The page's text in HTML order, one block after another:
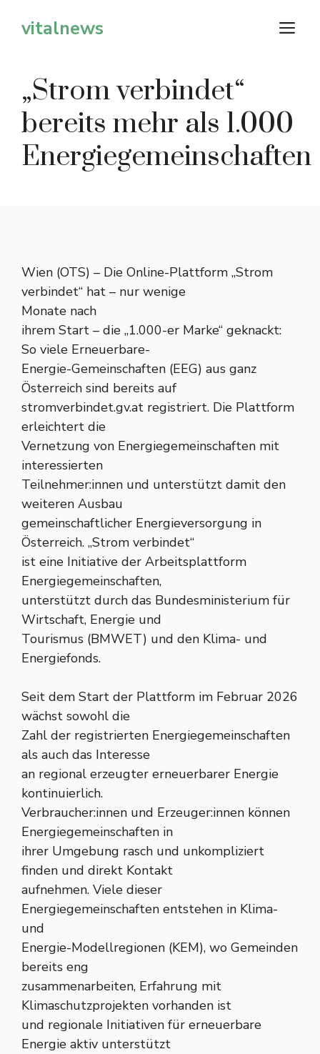
Inhaltvitalnews
„Strom verbindet“
bereits mehr als 1.000
Energiegemeinschaften
Wien (OTS) – Die Online-Plattform „Strom
verbindet“ hat – nur wenige
Monate nach
ihrem Start – die „1.000-er Marke“ geknackt:
So viele Erneuerbare-
Energie-Gemeinschaften (EEG) aus ganz
Österreich sind bereits auf
stromverbindet.gv.at registriert. Die Plattform
erleichtert die
Vernetzung von Energiegemeinschaften mit
interessierten
Teilnehmer:innen und unterstützt damit den
weiteren Ausbau
gemeinschaftlicher Energieversorgung in
Österreich. „Strom verbindet“
ist eine Initiative der Arbeitsplattform
Energiegemeinschaften,
unterstützt durch das Bundesministerium für
Wirtschaft, Energie und
Tourismus (BMWET) und den Klima- und
Energiefonds.
Seit dem Start der Plattform im Februar 2026
wächst sowohl die
Zahl der registrierten Energiegemeinschaften
als auch das Interesse
an regional erzeugter erneuerbarer Energie
kontinuierlich.
Verbraucher:innen und Erzeuger:innen können
Energiegemeinschaften in
ihrer Umgebung rasch und unkompliziert
finden und direkt Kontakt
aufnehmen. Viele dieser
Energiegemeinschaften entstehen in Klima-
und
Energie-Modellregionen (KEM), wo Gemeinden
bereits eng
zusammenarbeiten, Erfahrung mit
Klimaschutzprojekten vorhanden ist
und regionale Initiativen für erneuerbare
Energie aktiv unterstützt